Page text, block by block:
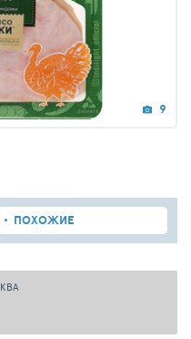
9
ПОХОЖИЕ